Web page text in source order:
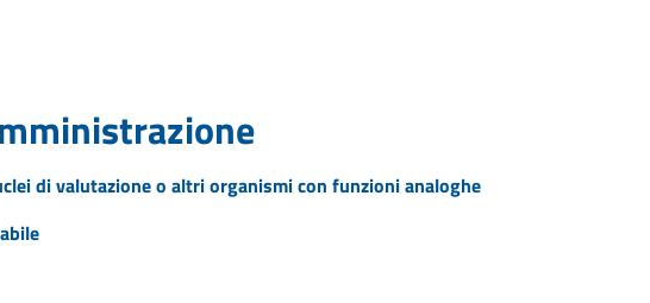
di valutazione o altri organismi con funzioni analoghe